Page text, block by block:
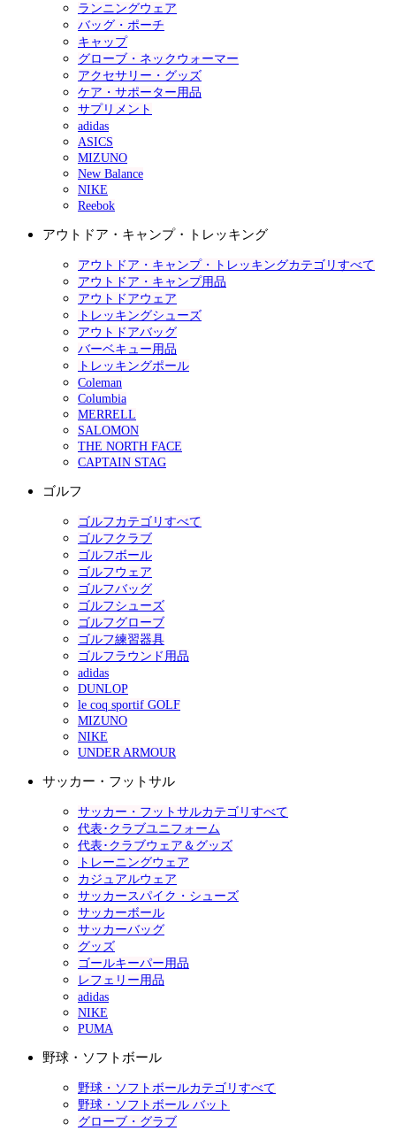
ランニングウェア
バッグ・ポーチ
キャップ
グローブ・ネックウォーマー
アクセサリー・グッズ
ケア・サポーター用品
サプリメント
adidas
ASICS
MIZUNO
New Balance
NIKE
Reebok
アウトドア・キャンプ・トレッキング
アウトドア・キャンプ・トレッキングカテゴリすべて
アウトドア・キャンプ用品
アウトドアウェア
トレッキングシューズ
アウトドアバッグ
バーベキュー用品
トレッキングポール
Coleman
Columbia
MERRELL
SALOMON
THE NORTH FACE
CAPTAIN STAG
ゴルフ
ゴルフカテゴリすべて
ゴルフクラブ
ゴルフボール
ゴルフウェア
ゴルフバッグ
ゴルフシューズ
ゴルフグローブ
ゴルフ練習器具
ゴルフラウンド用品
adidas
DUNLOP
le coq sportif GOLF
MIZUNO
NIKE
UNDER ARMOUR
サッカー・フットサル
サッカー・フットサルカテゴリすべて
代表･クラブユニフォーム
代表･クラブウェア＆グッズ
トレーニングウェア
カジュアルウェア
サッカースパイク・シューズ
サッカーボール
サッカーバッグ
グッズ
ゴールキーパー用品
レフェリー用品
adidas
NIKE
PUMA
野球・ソフトボール
野球・ソフトボールカテゴリすべて
野球・ソフトボール バット
グローブ・グラブ